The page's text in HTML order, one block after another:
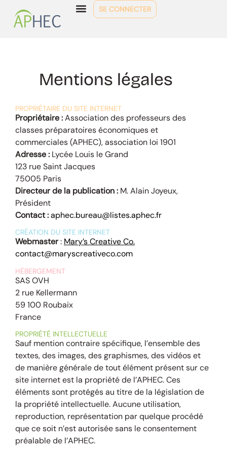
SE CONNECTER
Mentions légales
PROPRIÉTAIRE DU SITE INTERNET
Propriétaire :Association des professeurs des
classes préparatoires économiques et
commerciales (APHEC), association loi 1901
Adresse : Lycée Louis le Grand
123 rue Saint Jacques
75005 Paris
Directeur de la publication : M. Alain Joyeux,
Président
Contact :aphec.bureau@listes.aphec.fr
CRÉATION DU SITE INTERNET
Webmaster: Mary’s Creative Co.
contact@maryscreativeco.com
HÉBERGEMENT
SAS OVH
2 rue Kellermann
59 100 Roubaix
France
PROPRIÉTÉ INTELLECTUELLE
Sauf mention contraire spécifique, l’ensemble des
textes, des images, des graphismes, des vidéos et
de manière générale de tout élément présent sur ce
site internet est la propriété de l’APHEC. Ces
éléments sont protégés au titre de la législation de
la propriété intellectuelle. Aucune utilisation,
reproduction, représentation par quelque procédé
que ce soit n’est autorisée sans le consentement
préalable de l’APHEC.